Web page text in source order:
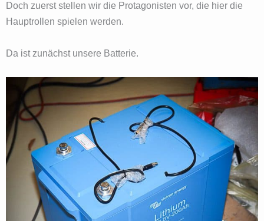
Doch zuerst stellen wir die Protagonisten vor, die hier die
Hauptrollen spielen werden.
Da ist zunächst unsere Batterie.